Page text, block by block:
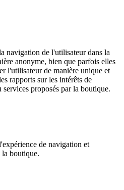
navigation de l'utilisateur dans la
anonyme, bien que parfois elles
l'utilisateur de manière unique et
rapports sur les intérêts de
proposés par la boutique.
de navigation et
boutique.